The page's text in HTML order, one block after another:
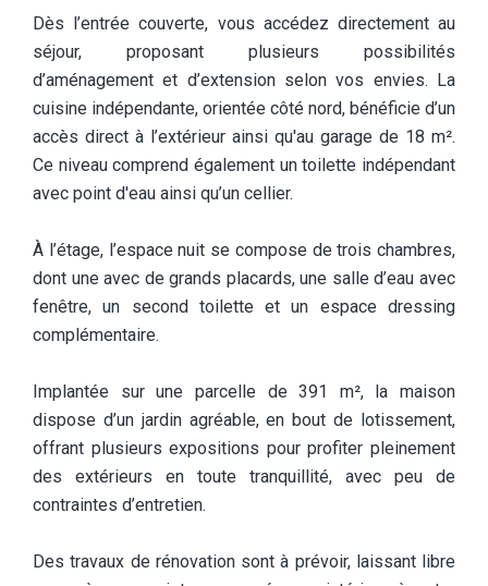
Dès l’entrée couverte, vous accédez directement au
séjour, proposant plusieurs possibilités
d’aménagement et d’extension selon vos envies. La
cuisine indépendante, orientée côté nord, bénéficie d’un
accès direct à l’extérieur ainsi qu'au garage de 18 m².
Ce niveau comprend également un toilette indépendant
avec point d'eau ainsi qu’un cellier.
À l’étage, l’espace nuit se compose de trois chambres,
dont une avec de grands placards, une salle d’eau avec
fenêtre, un second toilette et un espace dressing
complémentaire.
Implantée sur une parcelle de 391 m², la maison
dispose d’un jardin agréable, en bout de lotissement,
offrant plusieurs expositions pour profiter pleinement
des extérieurs en toute tranquillité, avec peu de
contraintes d’entretien.
Des travaux de rénovation sont à prévoir, laissant libre